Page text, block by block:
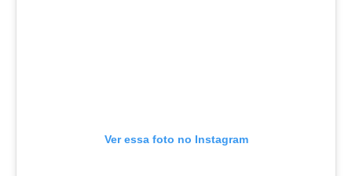
Ver essa foto no Instagram